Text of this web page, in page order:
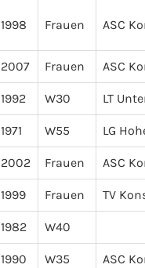
1998 Frauen ASC
2007 Frauen ASC
1992 W30 LT
1971 W55 LG
2002 Frauen ASC
1999 Frauen TV
1982 W40
1990 W35 ASC